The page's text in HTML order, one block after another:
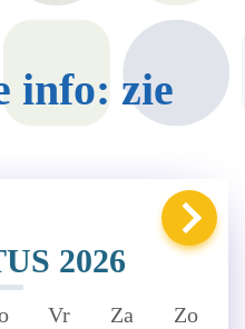
info: zie
2026
Vr Za Zo